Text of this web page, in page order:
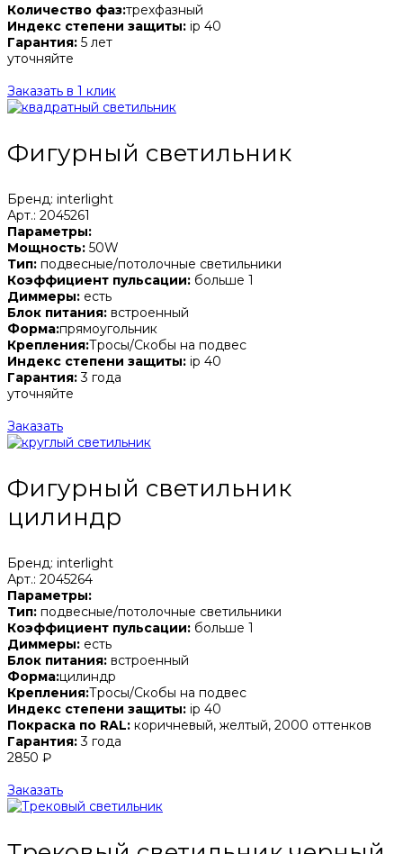
Количество фаз:трехфазный
Индекс степени защиты: ip 40
Гарантия: 5 лет
уточняйте
Заказать в 1 клик
Фигурный светильник
Бренд: interlight
Арт.: 2045261
Параметры:
Мощность: 50W
Тип: подвесные/потолочные светильники
Коэффициент пульсации: больше 1
Диммеры: есть
Блок питания: встроенный
Форма:прямоугольник
Крепления:Тросы/Скобы на подвес
Индекс степени защиты: ip 40
Гарантия:3 года
уточняйте
Заказать
Фигурный светильник
цилиндр
Бренд: interlight
Арт.: 2045264
Параметры:
Тип: подвесные/потолочные светильники
Коэффициент пульсации: больше 1
Диммеры: есть
Блок питания: встроенный
Форма:цилиндр
Крепления:Тросы/Скобы на подвес
Индекс степени защиты: ip 40
Покраска по RAL: коричневый, желтый, 2000 оттенков
Гарантия:3 года
2850 ₽
Заказать